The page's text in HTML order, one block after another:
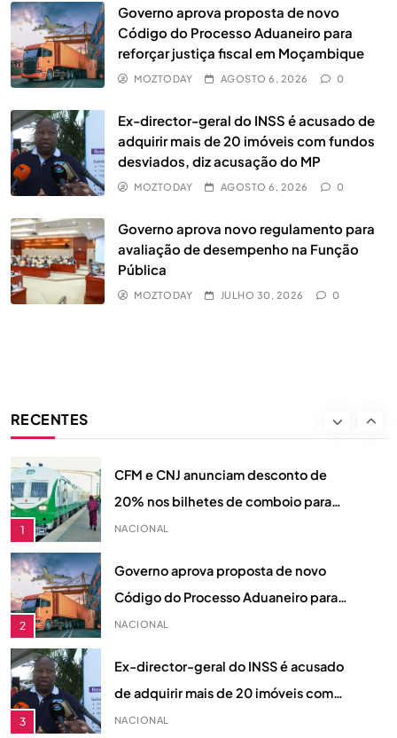
Governo aprova proposta de novo
Código do Processo Aduaneiro para
reforçar justiça fiscal em Moçambique
MOZTODAY AGOSTO 6, 2026 0
Ex-director-geral do INSS é acusado de
adquirir mais de 20 imóveis com fundos
desviados, diz acusação do MP
MOZTODAY AGOSTO 6, 2026 0
Governo aprova novo regulamento para
avaliação de desempenho na Função
Pública
MOZTODAY JULHO 30, 2026 0
RECENTES
5
Vencedores Anunciados e Fundo de
Prémios de 510 Dólares
DESPORTO
6
Matola: Revitalizar indústrias antigas é
8
1
CFM e CNJ anunciam desconto de
20% nos bilhetes de comboio para
jovens moçambicanos em Agosto
NACIONAL
2
Governo aprova proposta de novo
Código do Processo Aduaneiro para
reforçar justiça fiscal em Moçambique
NACIONAL
3
Ex-director-geral do INSS é acusado
de adquirir mais de 20 imóveis com
fundos desviados, diz acusação do MP
NACIONAL